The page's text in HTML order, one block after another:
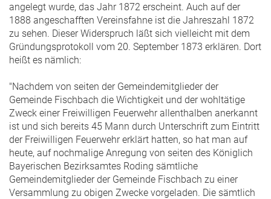
angelegt wurde, das Jahr 1872 erscheint. Auch auf der
1888 angeschafften Vereinsfahne ist die Jahreszahl 1872
zu sehen. Dieser Widerspruch läßt sich vielleicht mit dem
Gründungsprotokoll vom 20. September 1873 erklären. Dort
heißt es nämlich:
"Nachdem von seiten der Gemeindemitglieder der
Gemeinde Fischbach die Wichtigkeit und der wohltätige
Zweck einer Freiwilligen Feuerwehr allenthalben anerkannt
ist und sich bereits 45 Mann durch Unterschrift zum Eintritt
der Freiwilligen Feuerwehr erklärt hatten, so hat man auf
heute, auf nochmalige Anregung von seiten des Königlich
Bayerischen Bezirksamtes Roding sämtliche
Gemeindemitglieder der Gemeinde Fischbach zu einer
Versammlung zu obigen Zwecke vorgeladen. Die sämtlich